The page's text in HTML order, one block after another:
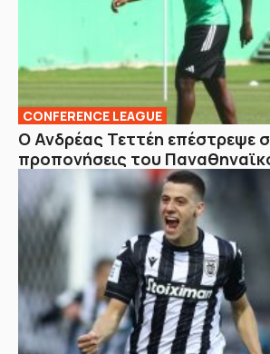
CONFERENCE LEAGUE
Ο Ανδρέας Τεττέη επέστρεψε
προπονήσεις του